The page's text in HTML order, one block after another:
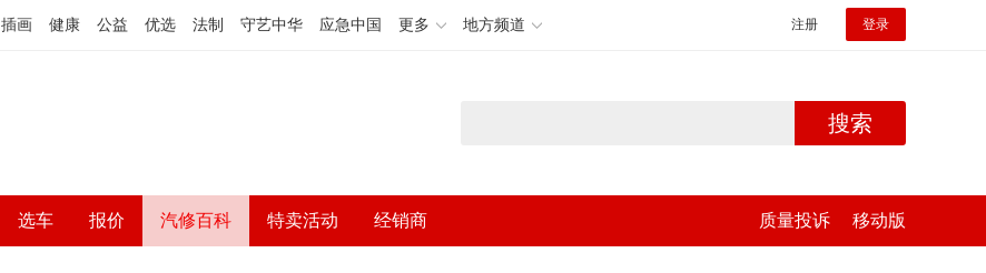
插画 健康 公益 优选 法制 守艺中华 应急中国 更多 地方频道 注册 登录
搜索
选车 报价 汽修百科 特卖活动 经销商 质量投诉 移动版